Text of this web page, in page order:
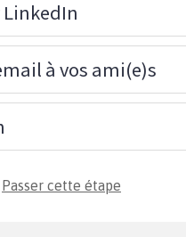
à vos ami(e)s
Passer cette étape